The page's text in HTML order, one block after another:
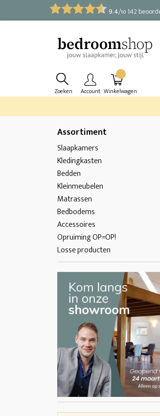
9.4/10 142
Zoeken Account Winkelwagen
Assortiment
Slaapkamers
Kledingkasten
Bedden
Kleinmeubelen
Matrassen
Bedbodems
Accessoires
Opruiming OP=OP!
Losse producten